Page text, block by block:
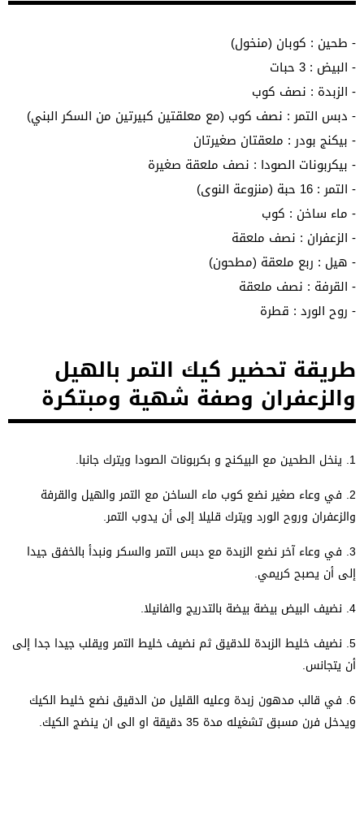
- طحين : كوبان (منخول)
- البيض : 3 حبات
- الزبدة : نصف كوب
- دبس التمر : نصف كوب (مع معلقتين كبيرتين من السكر البني)
- بيكنج بودر : ملعقتان صغيرتان
- بيكربونات الصودا : نصف ملعقة صغيرة
- التمر : 16 حبة (منزوعة النوى)
- ماء ساخن : كوب
- الزعفران : نصف ملعقة
- هيل : ربع ملعقة (مطحون)
- القرفة : نصف ملعقة
- روح الورد : قطرة
طريقة تحضير كيك التمر بالهيل
والزعفران وصفة شهية ومبتكرة
1. ينخل الطحين مع البيكنج و بكربونات الصودا ويترك جانبا.
2. في وعاء صغير نضع كوب ماء الساخن مع التمر والهيل والقرفة
والزعفران وروح الورد ويترك قليلا إلى أن يدوب التمر.
3. في وعاء آخر نضع الزبدة مع دبس التمر والسكر ونبدأ بالخفق جيدا
إلى أن يصبح كريمي.
4. نضيف البيض بيضة بيضة بالتدريج والفانيلا.
5. نضيف خليط الزبدة للدقيق ثم نضيف خليط التمر ويقلب جيدا جدا إلى
أن يتجانس.
6. في قالب مدهون زبدة وعليه القليل من الدقيق نضع خليط الكيك
ويدخل فرن مسبق تشغيله مدة 35 دقيقة او الى ان ينضج الكيك.